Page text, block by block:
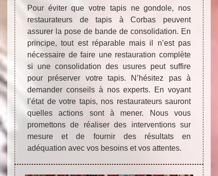
Pour éviter que votre tapis ne gondole, nos
restaurateurs de tapis à Corbas peuvent
assurer la pose de bande de consolidation. En
principe, tout est réparable mais il n’est pas
nécessaire de faire une restauration complète
si une consolidation des usures peut suffire
pour préserver votre tapis. N’hésitez pas à
demander conseils à nos experts. En voyant
l’état de votre tapis, nos restaurateurs sauront
quelles actions sont à mener. Nous vous
promettons de réaliser des interventions sur
mesure et de fournir des résultats en
adéquation avec vos besoins et vos attentes.